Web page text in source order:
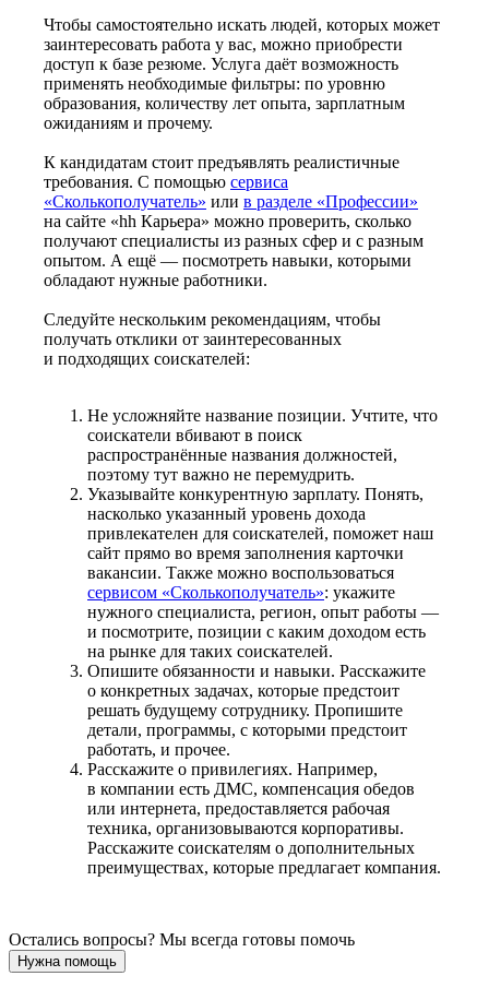
Чтобы самостоятельно искать людей, которых может
заинтересовать работа у вас, можно приобрести
доступ к базе резюме. Услуга даёт возможность
применять необходимые фильтры: по уровню
образования, количеству лет опыта, зарплатным
ожиданиям и прочему.
К кандидатам стоит предъявлять реалистичные
требования. С помощью сервиса
«Сколькополучатель» или в разделе «Профессии»
на сайте «hh Карьера» можно проверить, сколько
получают специалисты из разных сфер и с разным
опытом. А ещё — посмотреть навыки, которыми
обладают нужные работники.
Следуйте нескольким рекомендациям, чтобы
получать отклики от заинтересованных
и подходящих соискателей:
Не усложняйте название позиции. Учтите, что
соискатели вбивают в поиск
распространённые названия должностей,
поэтому тут важно не перемудрить.
Указывайте конкурентную зарплату. Понять,
насколько указанный уровень дохода
привлекателен для соискателей, поможет наш
сайт прямо во время заполнения карточки
вакансии. Также можно воспользоваться
сервисом «Сколькополучатель»: укажите
нужного специалиста, регион, опыт работы —
и посмотрите, позиции с каким доходом есть
на рынке для таких соискателей.
Опишите обязанности и навыки. Расскажите
о конкретных задачах, которые предстоит
решать будущему сотруднику. Пропишите
детали, программы, с которыми предстоит
работать, и прочее.
Расскажите о привилегиях. Например,
в компании есть ДМС, компенсация обедов
или интернета, предоставляется рабочая
техника, организовываются корпоративы.
Расскажите соискателям о дополнительных
преимуществах, которые предлагает компания.
Остались вопросы? Мы всегда готовы помочь
Нужна помощь